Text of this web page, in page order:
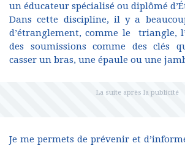
un éducateur spécialisé ou diplômé
Dans cette discipline, il y a
d’étranglement, comme le triangle,
des soumissions comme des clés
casser un bras, une épaule ou une
Je me permets de prévenir et